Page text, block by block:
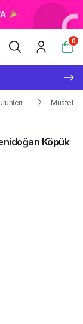
0
Mustela
Köpük